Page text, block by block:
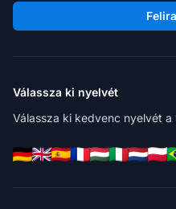
Válassza ki nyelvét
Válassza ki kedvenc nyelvét